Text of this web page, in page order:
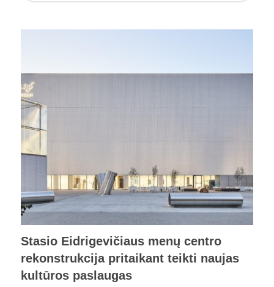
Stasio Eidrigevičiaus menų centro
rekonstrukcija pritaikant teikti naujas
kultūros paslaugas